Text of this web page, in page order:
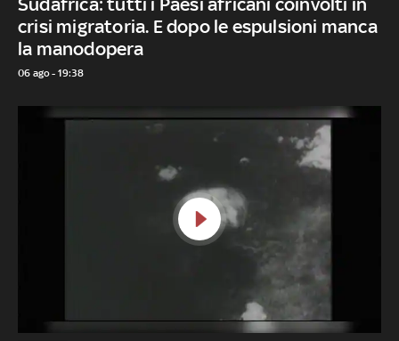
crisi migratoria. E dopo le espulsioni manca
la manodopera
06 ago - 19:38